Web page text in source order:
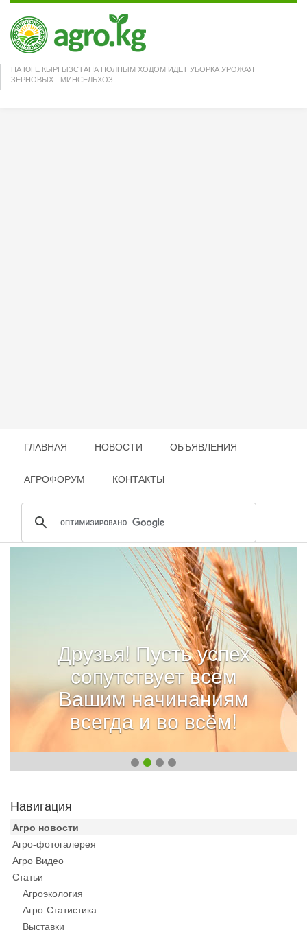
НА ЮГЕ КЫРГЫЗСТАНА ПОЛНЫМ ХОДОМ ИДЕТ УБОРКА УРОЖАЯ
ЗЕРНОВЫХ - МИНСЕЛЬХОЗ
ГЛАВНАЯ НОВОСТИ ОБЪЯВЛЕНИЯ
АГРОФОРУМ КОНТАКТЫ
Друзья! Пусть успех
сопутствует всем
Вашим начинаниям
всегда и во всём!
Навигация
Агро новости
Агро-фотогалерея
Агро Видео
Статьи
Агроэкология
Агро-Статистика
Выставки